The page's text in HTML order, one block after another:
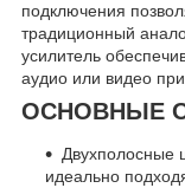
подключения
традиционный
усилитель
аудио или видео
ОСНОВНЫЕ
Двухполосные
идеально